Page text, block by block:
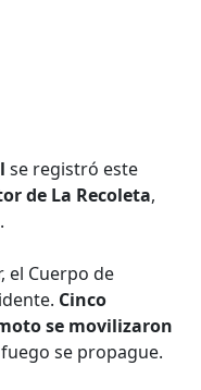
se registró este
de La Recoleta,
el Cuerpo de
Cinco
se movilizaron
se propague.